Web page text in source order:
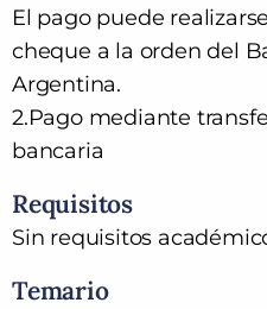
El pago puede
cheque a la orden del
Argentina.
2.Pago mediante
bancaria
Requisitos
Sin requisitos
Temario